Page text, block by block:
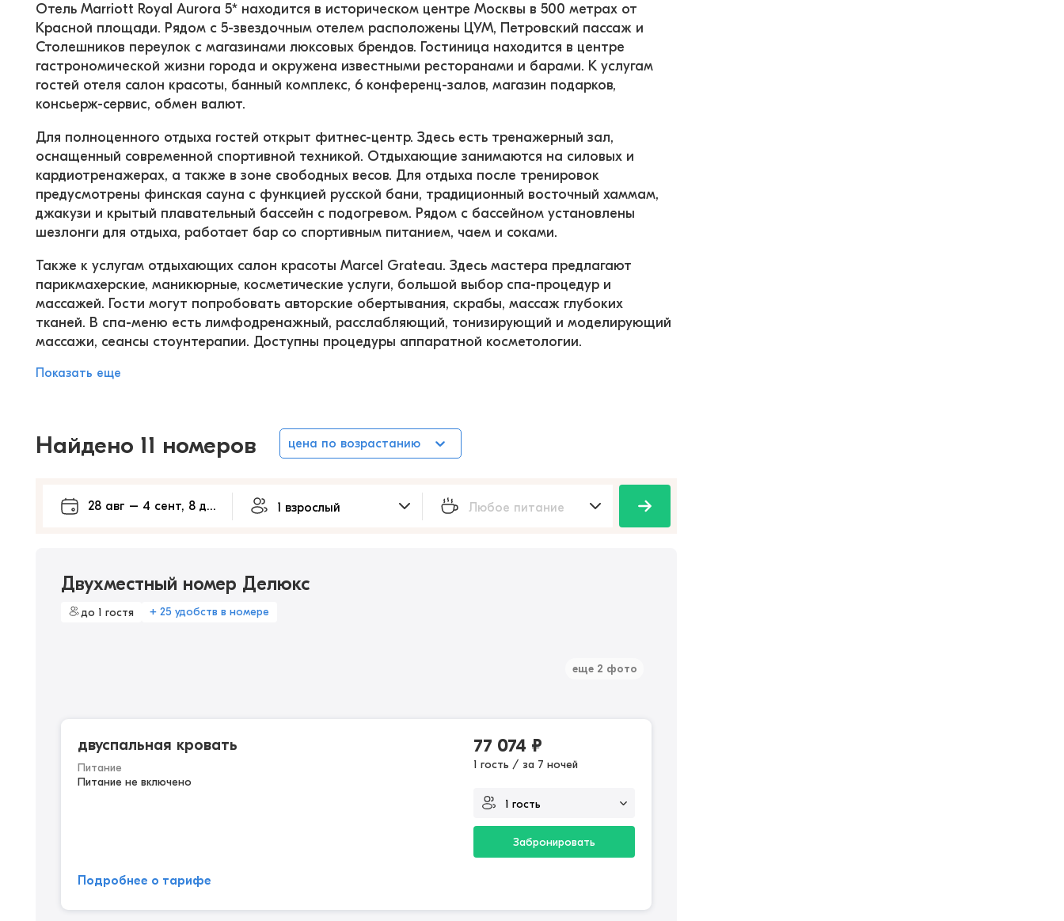
Отель Marriott Royal Aurora 5* находится в историческом центре Москвы в 500 метрах от
Красной площади. Рядом с 5-звездочным отелем расположены ЦУМ, Петровский пассаж и
Столешников переулок с магазинами люксовых брендов. Гостиница находится в центре
гастрономической жизни города и окружена известными ресторанами и барами. К услугам
гостей отеля салон красоты, банный комплекс, 6 конференц-залов, магазин подарков,
консьерж-сервис, обмен валют.
Для полноценного отдыха гостей открыт фитнес-центр. Здесь есть тренажерный зал,
оснащенный современной спортивной техникой. Отдыхающие занимаются на силовых и
кардиотренажерах, а также в зоне свободных весов. Для отдыха после тренировок
предусмотрены финская сауна с функцией русской бани, традиционный восточный хаммам,
джакузи и крытый плавательный бассейн с подогревом. Рядом с бассейном установлены
шезлонги для отдыха, работает бар со спортивным питанием, чаем и соками.
Также к услугам отдыхающих салон красоты Marcel Grateau. Здесь мастера предлагают
парикмахерские, маникюрные, косметические услуги, большой выбор спа-процедур и
массажей. Гости могут попробовать авторские обертывания, скрабы, массаж глубоких
тканей. В спа-меню есть лимфодренажный, расслабляющий, тонизирующий и моделирующий
массажи, сеансы стоунтерапии. Доступны процедуры аппаратной косметологии.
Показать еще
Найдено 11 номеров цена по возрастанию
Двухместный номер Делюкс
до 1 гостя + 25 удобств в номере
еще 2 фото
двуспальная кровать
Питание
Питание не включено
77 074 ₽
1 гость / за 7 ночей
Забронировать
Подробнее о тарифе